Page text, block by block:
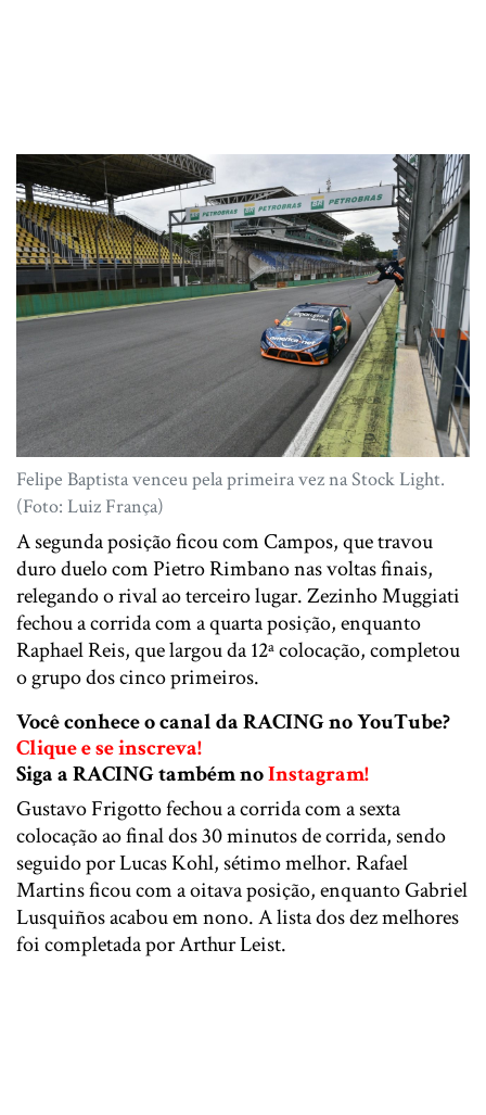
Felipe Baptista venceu pela primeira vez na Stock Light.
(Foto: Luiz França)
A segunda posição ficou com Campos, que travou
duro duelo com Pietro Rimbano nas voltas finais,
relegando o rival ao terceiro lugar. Zezinho Muggiati
fechou a corrida com a quarta posição, enquanto
Raphael Reis, que largou da 12ª colocação, completou
o grupo dos cinco primeiros.
Você conhece o canal da RACING no YouTube?
Clique e se inscreva!
Siga a RACING também noInstagram!
Gustavo Frigotto fechou a corrida com a sexta
colocação ao final dos 30 minutos de corrida, sendo
seguido por Lucas Kohl, sétimo melhor. Rafael
Martins ficou com a oitava posição, enquanto Gabriel
Lusquiños acabou em nono. A lista dos dez melhores
foi completada por Arthur Leist.